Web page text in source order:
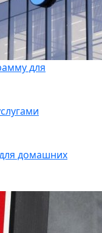
для
домашних